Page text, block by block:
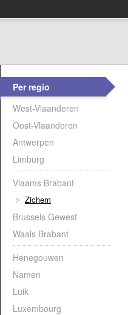
Per regio
West-Vlaanderen
Oost-Vlaanderen
Antwerpen
Limburg
Vlaams Brabant
Zichem
Brussels Gewest
Waals Brabant
Henegouwen
Namen
Luik
Luxembourg